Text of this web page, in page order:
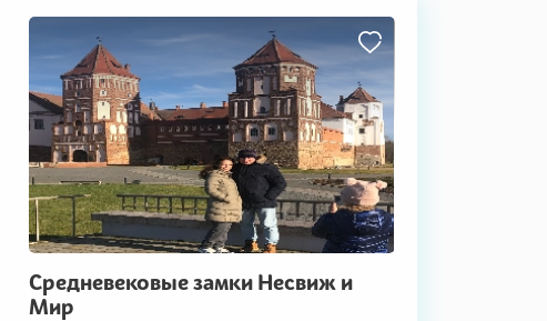
Средневековые замки Несвиж и
Мир